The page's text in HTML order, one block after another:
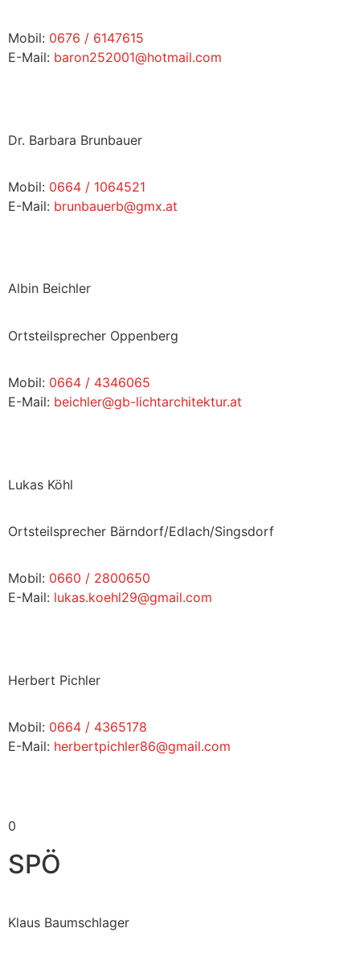
Mobil: 0676 / 6147615
E-Mail: baron252001@hotmail.com
Dr. Barbara Brunbauer
Mobil: 0664 / 1064521
E-Mail: brunbauerb@gmx.at
Albin Beichler
Ortsteilsprecher Oppenberg
Mobil: 0664 / 4346065
E-Mail: beichler@gb-lichtarchitektur.at
Lukas Köhl
Ortsteilsprecher Bärndorf/Edlach/Singsdorf
Mobil: 0660 / 2800650
E-Mail: lukas.koehl29@gmail.com
Herbert Pichler
Mobil: 0664 / 4365178
E-Mail: herbertpichler86@gmail.com
0
SPÖ
Klaus Baumschlager